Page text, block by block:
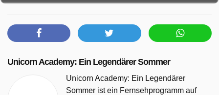
Unicorn Academy: Ein Legendärer Sommer
Unicorn Academy: Ein Legendärer
Sommer ist ein Fernsehprogramm auf